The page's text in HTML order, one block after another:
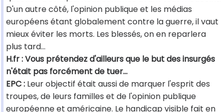
D'un autre côté, l'opinion publique et les médias
européens étant globalement contre la guerre, il vaut
mieux éviter les morts. Les blessés, on en reparlera
plus tard…
H.fr : Vous prétendez d'ailleurs que le but des insurgés
n'était pas forcément de tuer…
EPC : Leur objectif était aussi de marquer l'esprit des
troupes, de leurs familles et de l'opinion publique
européenne et américaine. Le handicap visible fait en